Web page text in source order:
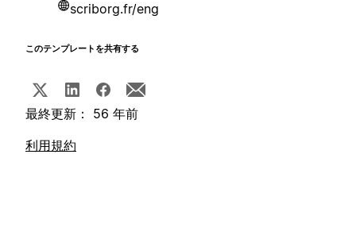
scriborg.fr/eng
このテンプレートを共有する
最終更新： 56 年前
利用規約